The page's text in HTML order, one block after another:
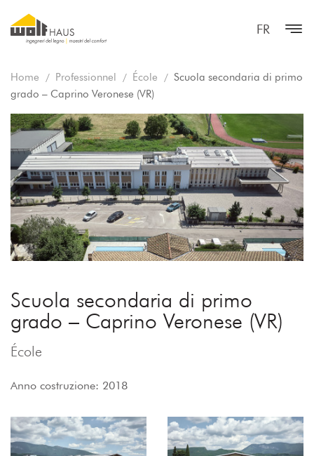
FR
Home Professionnel École
Scuola secondaria di primo
grado – Caprino Veronese (VR)
Scuola secondaria di primo
grado – Caprino Veronese (VR)
École
Anno costruzione: 2018